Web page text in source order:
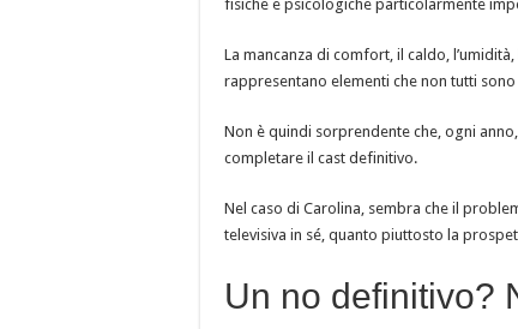
fisiche e psicologiche particolarmente
La mancanza di comfort, il caldo,
rappresentano elementi che non tutti
Non è quindi sorprendente che, ogni
completare il cast definitivo.
Nel caso di Carolina, sembra che il
televisiva in sé, quanto piuttosto la
Un no definitivo?